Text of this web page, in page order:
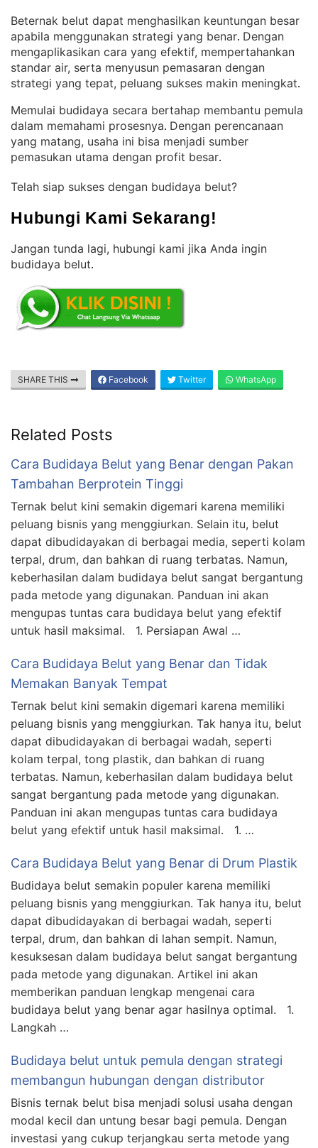
Beternak belut dapat menghasilkan keuntungan besar
apabila menggunakan strategi yang benar. Dengan
mengaplikasikan cara yang efektif, mempertahankan
standar air, serta menyusun pemasaran dengan
strategi yang tepat, peluang sukses makin meningkat.
Memulai budidaya secara bertahap membantu pemula
dalam memahami prosesnya. Dengan perencanaan
yang matang, usaha ini bisa menjadi sumber
pemasukan utama dengan profit besar.
Telah siap sukses dengan budidaya belut?
Hubungi Kami Sekarang!
Jangan tunda lagi, hubungi kami jika Anda ingin
budidaya belut.
SHARE THIS Facebook Twitter WhatsApp
Related Posts
Cara Budidaya Belut yang Benar dengan Pakan
Tambahan Berprotein Tinggi
Ternak belut kini semakin digemari karena memiliki
peluang bisnis yang menggiurkan. Selain itu, belut
dapat dibudidayakan di berbagai media, seperti kolam
terpal, drum, dan bahkan di ruang terbatas. Namun,
keberhasilan dalam budidaya belut sangat bergantung
pada metode yang digunakan. Panduan ini akan
mengupas tuntas cara budidaya belut yang efektif
untuk hasil maksimal. 1. Persiapan Awal …
Cara Budidaya Belut yang Benar dan Tidak
Memakan Banyak Tempat
Ternak belut kini semakin digemari karena memiliki
peluang bisnis yang menggiurkan. Tak hanya itu, belut
dapat dibudidayakan di berbagai wadah, seperti
kolam terpal, tong plastik, dan bahkan di ruang
terbatas. Namun, keberhasilan dalam budidaya belut
sangat bergantung pada metode yang digunakan.
Panduan ini akan mengupas tuntas cara budidaya
belut yang efektif untuk hasil maksimal. 1. …
Cara Budidaya Belut yang Benar di Drum Plastik
Budidaya belut semakin populer karena memiliki
peluang bisnis yang menggiurkan. Tak hanya itu, belut
dapat dibudidayakan di berbagai wadah, seperti
terpal, drum, dan bahkan di lahan sempit. Namun,
kesuksesan dalam budidaya belut sangat bergantung
pada metode yang digunakan. Artikel ini akan
memberikan panduan lengkap mengenai cara
budidaya belut yang benar agar hasilnya optimal. 1.
Langkah …
Budidaya belut untuk pemula dengan strategi
membangun hubungan dengan distributor
Bisnis ternak belut bisa menjadi solusi usaha dengan
modal kecil dan untung besar bagi pemula. Dengan
investasi yang cukup terjangkau serta metode yang